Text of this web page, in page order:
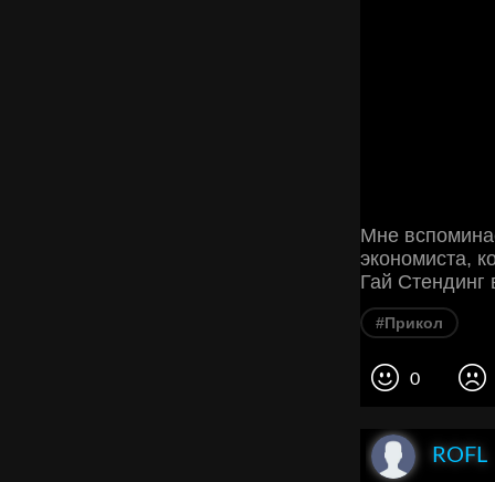
Мне
экономиста,
Гай Стендинг
#Прикол
0
ROFL